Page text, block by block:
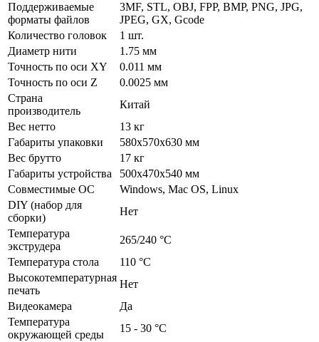
Поддерживаемые
форматы файлов
3MF, STL, OBJ, FPP, BMP, PNG, JPG,
JPEG, GX, Gcode
Количество головок
1 шт.
Диаметр нити
1.75 мм
Точность по оси XY
0.011 мм
Точность по оси Z
0.0025 мм
Страна
производитель
Китай
Вес нетто
13 кг
Габариты упаковки
580x570x630 мм
Вес брутто
17 кг
Габариты устройства
500x470x540 мм
Совместимые ОС
Windows, Mac OS, Linux
DIY (набор для
сборки)
Нет
Температура
экструдера
265/240 °С
Температура стола
110 °С
Высокотемпературная
печать
Нет
Видеокамера
Да
Температура
окружающей среды
15 - 30 °С